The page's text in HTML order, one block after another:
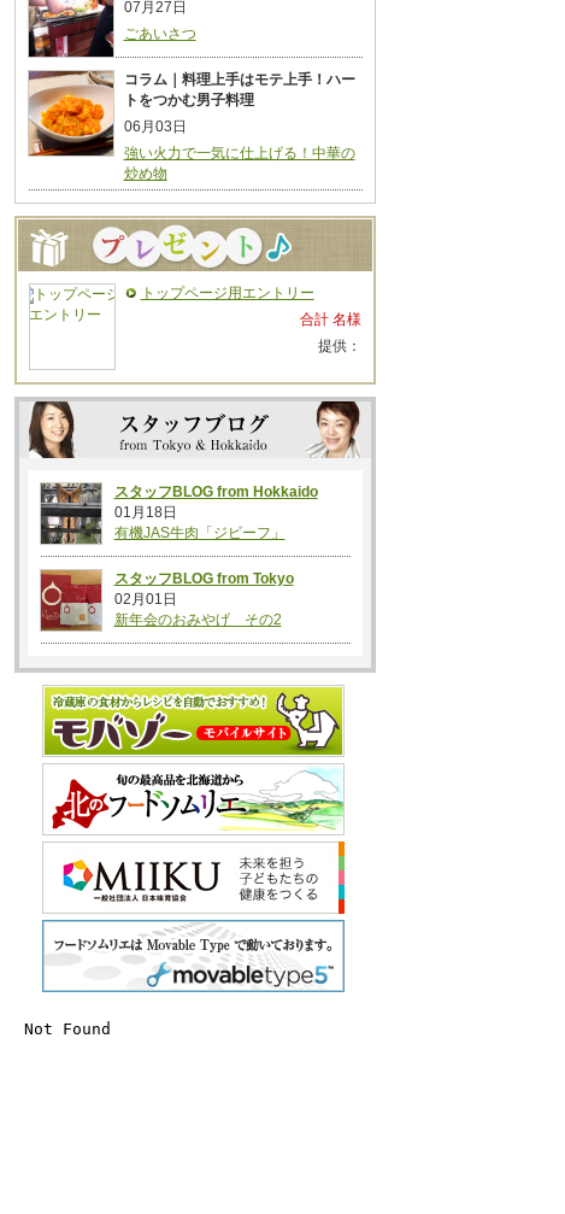
07月27日
ごあいさつ
コラム｜料理上手はモテ上手！ハー
トをつかむ男子料理
06月03日
強い火力で一気に仕上げる！中華の
炒め物
トップページ用エントリー
合計 名様
提供：
スタッフBLOG from Hokkaido
01月18日
有機JAS牛肉「ジビーフ」
スタッフBLOG from Tokyo
02月01日
新年会のおみやげ その2